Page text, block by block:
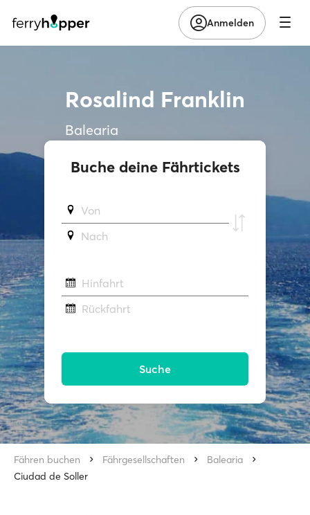
Anmelden
Rosalind Franklin
Balearia
Buche deine Fährtickets
Von
Νach
Hinfahrt
Rückfahrt
Suche
Fähren buchen Fährgesellschaften
Balearia
Ciudad de Soller